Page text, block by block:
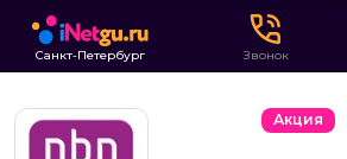
Санкт-Петербург Звонок
Акция